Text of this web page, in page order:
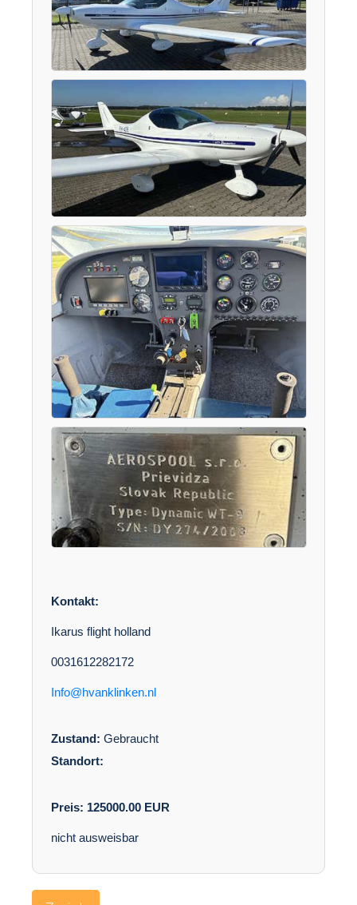
Kontakt:
Ikarus flight holland
0031612282172
Info@hvanklinken.nl
Zustand: Gebraucht
Standort:
Preis: 125000.00EUR
nicht ausweisbar